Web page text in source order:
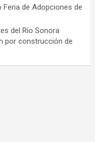
Feria de Adopciones de
del Río Sonora
por construcción de